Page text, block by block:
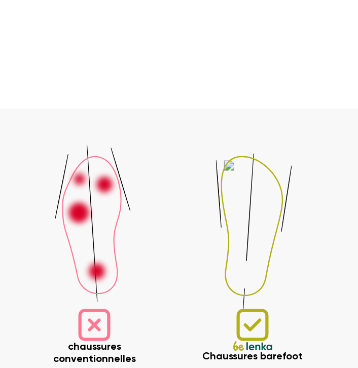
chaussures
conventionnelles
Chaussures barefoot
Votre adresse mail